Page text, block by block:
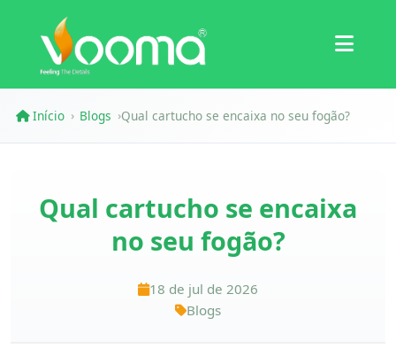
Certificações
Estudo de Caso
Início › Blogs ›Qual cartucho se encaixa no seu fogão?
Qual cartucho se encaixa
no seu fogão?
18 de jul de 2026
Blogs